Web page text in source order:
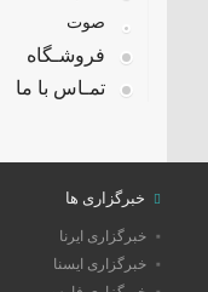
صوت
فروشـگاه
تمـاس با ما
خبرگزاری ها
خبرگزاری ایرنا
خبرگزاری ایسنا